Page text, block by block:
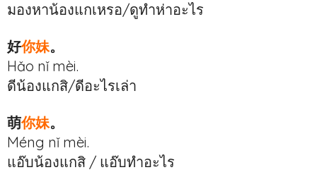
มองหาน้องแกเหรอ/ดูทำห่าอะไร
好你妹。
Hǎo nǐ mèi.
ดีน้องแกสิ/ดีอะไรเล่า
萌你妹。
Méng nǐ mèi.
แอ๊บน้องแกสิ / แอ๊บทำอะไร